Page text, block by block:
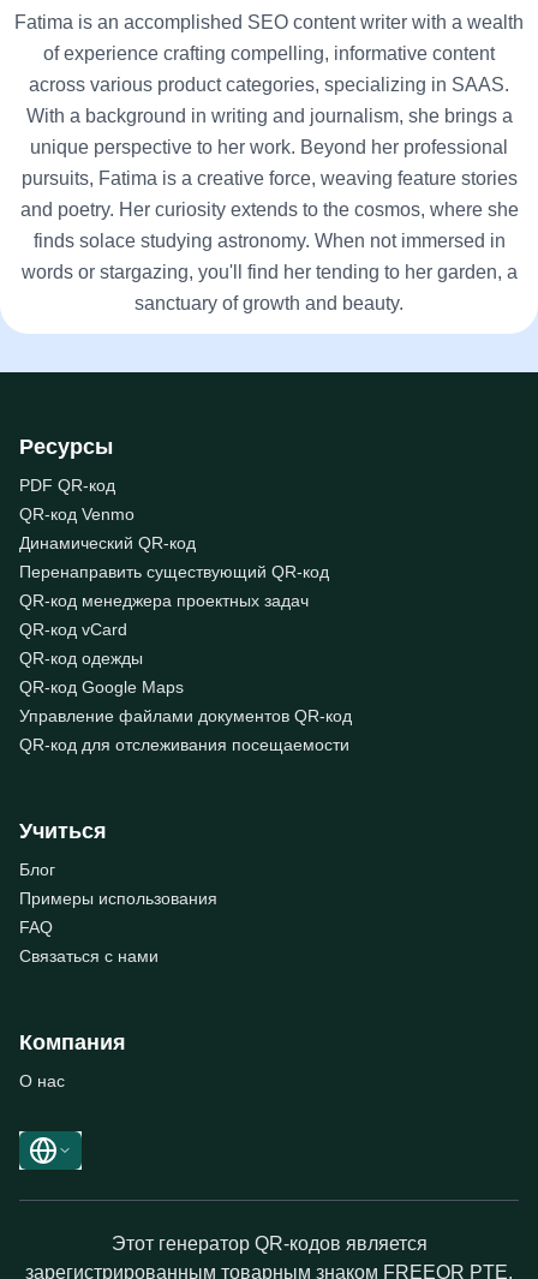
Fatima is an accomplished SEO content writer with a wealth
of experience crafting compelling, informative content
across various product categories, specializing in SAAS.
With a background in writing and journalism, she brings a
unique perspective to her work. Beyond her professional
pursuits, Fatima is a creative force, weaving feature stories
and poetry. Her curiosity extends to the cosmos, where she
finds solace studying astronomy. When not immersed in
words or stargazing, you'll find her tending to her garden, a
sanctuary of growth and beauty.
Ресурсы
PDF QR-код
QR-код Venmo
Динамический QR-код
Перенаправить существующий QR-код
QR-код менеджера проектных задач
QR-код vCard
QR-код одежды
QR-код Google Maps
Управление файлами документов QR-код
QR-код для отслеживания посещаемости
Учиться
Блог
Примеры использования
FAQ
Связаться с нами
Компания
О нас
Этот генератор QR-кодов является
зарегистрированным товарным знаком FREEQR PTE.